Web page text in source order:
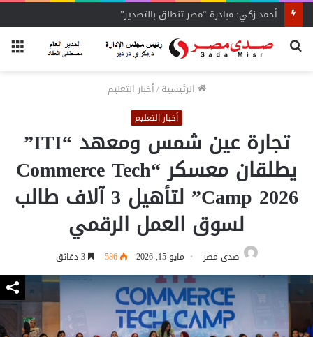
أحمد زكي: مبادرة “مصر تنطلق بالتصدير”
بحث
الرئيسية/أخبار التعليم
أخبار التعليم
تجارة عين شمس ومعهد “ITI”
يطلقان معسكر “Commerce Tech
Camp 2026” لتأهيل 3 آلاف طالب
لسوق العمل الرقمي
صدى مصر مايو 15, 2026 586 3 دقائق